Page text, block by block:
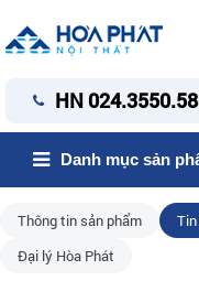
HN
Danh mục sản
Thông tin sản phẩm
Đại lý Hòa Phát